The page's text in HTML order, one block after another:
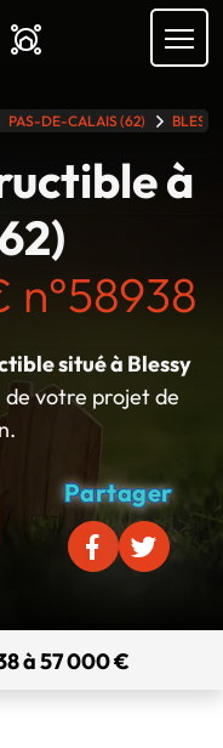
PAS-DE-CALAIS (62) BLESSY
à
situé à Blessy
votre projet de
Partager
à 57 000 €